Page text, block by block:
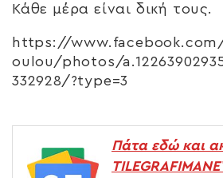
Κάθε μέρα είναι δική τους.
https://
oulou/photos/
332928/?type=3
Πάτα εδώ και